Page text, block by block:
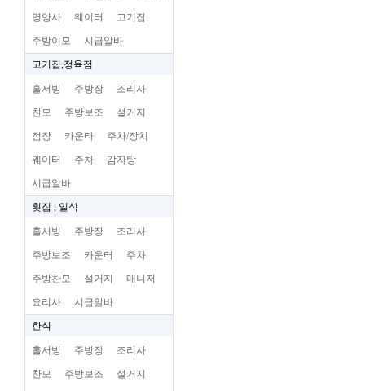
영양사 웨이터 고기집
주방이모 시급알바
고기집,정육점
홀서빙 주방장 조리사
찬모 주방보조 설거지
점장 카운타 주차/장치
웨이터 주차 감자탕
시급알바
횟집 , 일식
홀서빙 주방장 조리사
주방보조 카운터 주차
주방찬모 설거지 매니저
요리사 시급알바
한식
홀서빙 주방장 조리사
찬모 주방보조 설거지